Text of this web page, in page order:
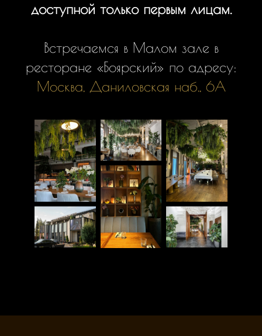
доступной только первым лицам.
Встречаемся в Малом зале в
ресторане «Боярский» по адресу:
Москва, Даниловская наб., 6А